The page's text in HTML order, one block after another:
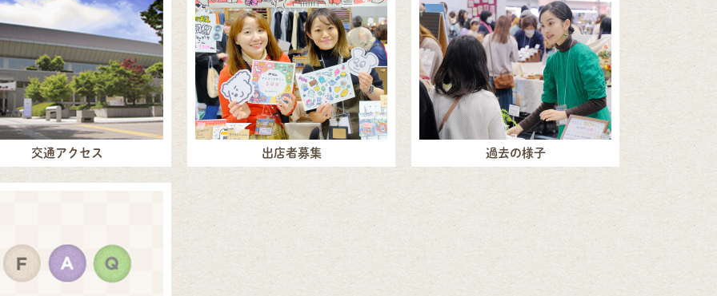
交通アクセス 出店者募集 過去の様子